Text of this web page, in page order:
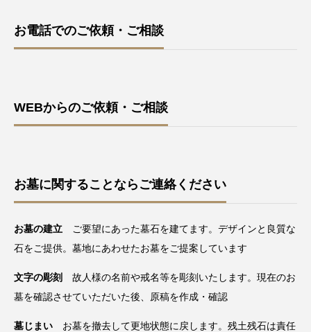
お電話でのご依頼・ご相談
WEBからのご依頼・ご相談
お墓に関することならご連絡ください
お墓の建立 ご要望にあった墓石を建てます。デザインと良質な
石をご提供。墓地にあわせたお墓をご提案しています
文字の彫刻
故人様の名前や戒名等を彫刻いたします。現在のお
墓を確認させていただいた後、原稿を作成・確認
墓じまい お墓を撤去して更地状態に戻します。残土残石は責任